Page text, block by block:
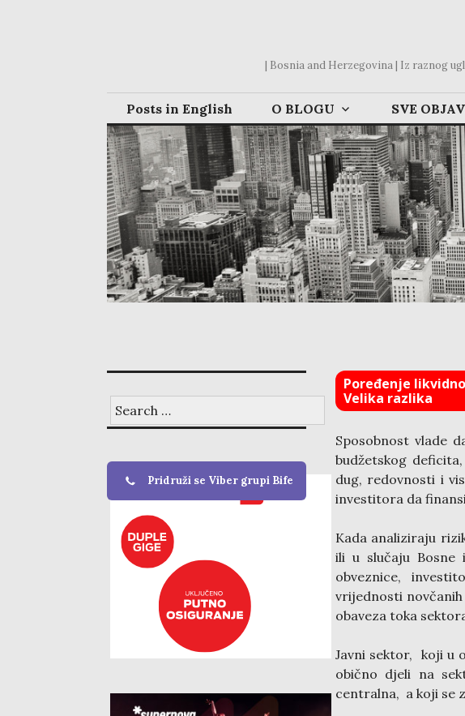
| Bosnia and Herzegovina | Iz raznog
Posts in English O BLOGU SVE
Poređenje
Velika razlika
Sposobnost vlade
budžetskog
dug, redovnosti i
investitora da
Kada analiziraju
ili u slučaju Bosne
obveznice,
vrijednosti
obaveza toka
Javni sektor, koji u
obično djeli na
centralna, a koji se
for:
Pridruži se Viber grupi Bife